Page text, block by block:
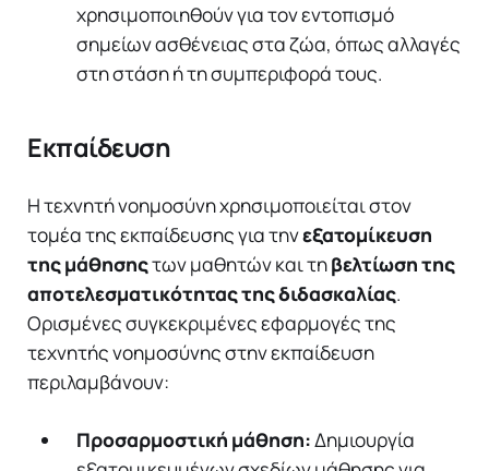
χρησιμοποιηθούν για τον εντοπισμό
σημείων ασθένειας στα ζώα, όπως αλλαγές
στη στάση ή τη συμπεριφορά τους.
Εκπαίδευση
Η τεχνητή νοημοσύνη χρησιμοποιείται στον
τομέα της εκπαίδευσης για τηνεξατομίκευση
της μάθησηςτων μαθητών και τηβελτίωση της
αποτελεσματικότητας της διδασκαλίας.
Ορισμένες συγκεκριμένες εφαρμογές της
τεχνητής νοημοσύνης στην εκπαίδευση
περιλαμβάνουν:
Προσαρμοστική μάθηση:Δημιουργία